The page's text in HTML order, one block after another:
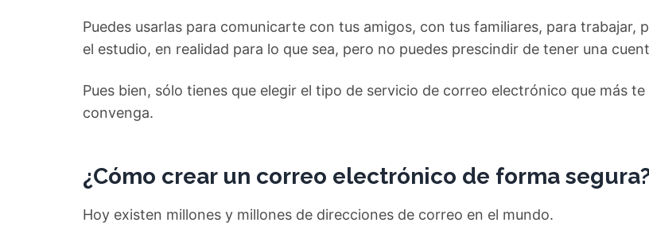
Puedes usarlas para comunicarte con tus amigos, con tus familiares, para trabajar,
el estudio, en realidad para lo que sea, pero no puedes prescindir de tener una
Pues bien, sólo tienes que elegir el tipo de servicio de correo electrónico que más te
convenga.
¿Cómo crear un correo electrónico de forma
Hoy existen millones y millones de direcciones de correo en el mundo.